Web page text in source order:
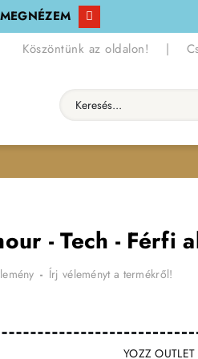
MEGNÉZEM
Köszöntünk az oldalon! |
Keresés...
- Tech - Férfi
YOZZ
- Írj véleményt a termékről!